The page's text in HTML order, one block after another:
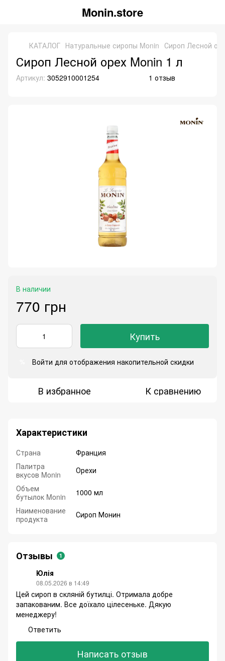
Monin.store
КАТАЛОГ Натуральные сиропы Monin Сироп Лесной
Сироп Лесной орех Monin 1 л
Артикул: 3052910001254 1 отзыв
В наличии
770 грн
Купить
Войти для отображения накопительной скидки
В избранное К сравнению
Характеристики
Страна
Франция
Палитра
вкусов Monin
Орехи
Объем
бутылок Monin
1000 мл
Наименование
продукта
Сироп Монин
Отзывы 1
Юлія
08.05.2026 в 14:49
Цей сироп в скляній бутилці. Отримала добре
запакованим. Все доїхало цілесеньке. Дякую
менеджеру!
Ответить
Написать отзыв